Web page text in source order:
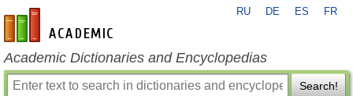
en-academic.com
RU DE ES FR
Academic Dictionaries and Encyclopedias
Search!